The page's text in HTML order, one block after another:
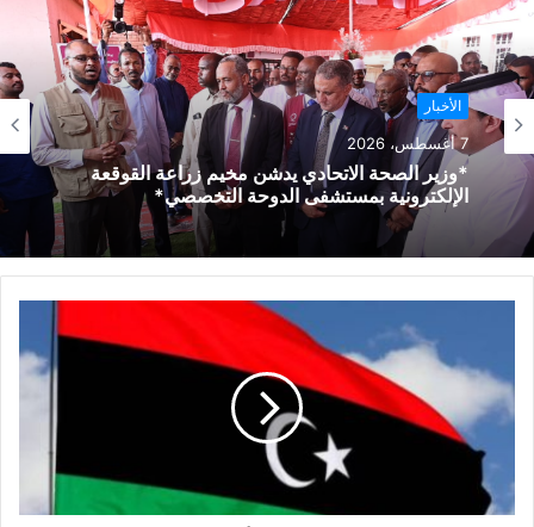
الأخبار
7 أغسطس، 2026
*وزير الصحة الاتحادي يدشن مخيم زراعة القوقعة
الإلكترونية بمستشفى الدوحة التخصصي*